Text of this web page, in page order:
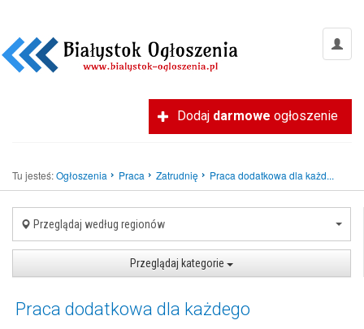
Dodaj darmowe ogłoszenie
Tu jesteś:Ogłoszenia Praca Zatrudnię Praca dodatkowa dla każd...
Przeglądaj według regionów
Przeglądaj kategorie
Praca dodatkowa dla każdego